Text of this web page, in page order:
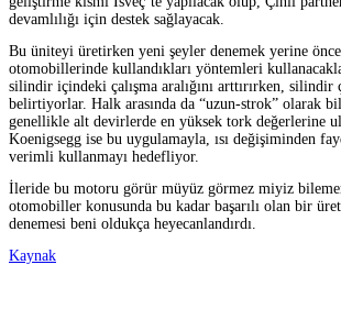
devamlılığı için destek sağlayacak.
Bu üniteyi üretirken yeni şeyler denemek yerine
otomobillerinde kullandıkları yöntemleri
silindir içindeki çalışma aralığını arttırırken, silindir
belirtiyorlar. Halk arasında da “uzun-strok” olarak
genellikle alt devirlerde en yüksek tork değerlerine
Koenigsegg ise bu uygulamayla, ısı değişiminden
verimli kullanmayı hedefliyor.
İleride bu motoru görür müyüz görmez miyiz
otomobiller konusunda bu kadar başarılı olan bir
denemesi beni oldukça heyecanlandırdı.
Kaynak